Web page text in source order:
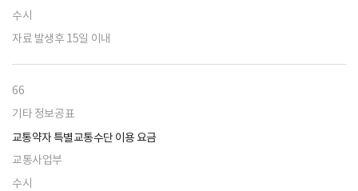
수시
자료 발생후 15일 이내
66
기타 정보공표
교통약자 특별교통수단 이용 요금
교통사업부
수시